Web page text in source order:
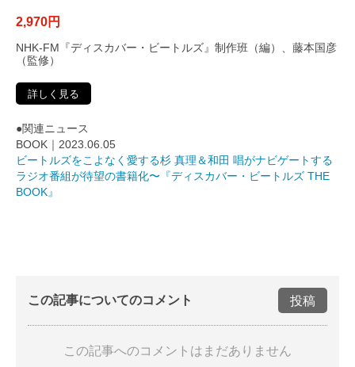
2,970円
NHK-FM『ディスカバー・ビートルズ』制作班（編）、藤本国彦
（監修）
詳しく見る
●関連ニュース
BOOK｜2023.06.05
ビートルズをこよなく愛する杉 真理＆和田 唱がナビゲートする
ラジオ番組が待望の書籍化〜『ディスカバー・ビートルズ THE
BOOK』
この記事についてのコメント 投稿
この記事へのコメントはまだありません